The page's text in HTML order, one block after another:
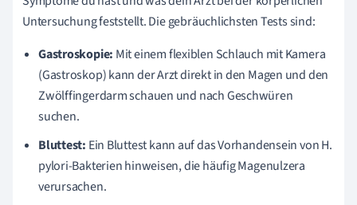
Untersuchung feststellt. Die gebräuchlichsten Tests sind:
Gastroskopie: Mit einem flexiblen Schlauch mit Kamera
(Gastroskop) kann der Arzt direkt in den Magen und den
Zwölffingerdarm schauen und nach Geschwüren
suchen.
Bluttest: Ein Bluttest kann auf das Vorhandensein von H.
pylori-Bakterien hinweisen, die häufig Magenulzera
verursachen.